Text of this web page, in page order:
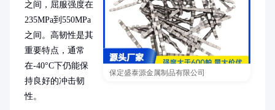
保定盛泰源金属制品有限公司
之间，屈服强度在
235MPa到550MPa
之间。高韧性是其
重要特点，通常
在-40°C下仍能保
持良好的冲击韧
性。